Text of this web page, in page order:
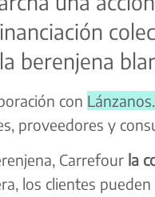
berenjena
con
proveedores y
Carrefour la
los clientes